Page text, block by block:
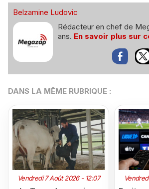
Belzamine Ludovic
Rédacteur en chef de
ans. En savoir plus sur
DANS LA MÊME RUBRIQUE :
Vendredi 7 Août 2026 - 12:07